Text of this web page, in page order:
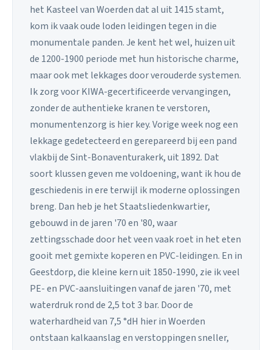
het Kasteel van Woerden dat al uit 1415 stamt,
kom ik vaak oude loden leidingen tegen in die
monumentale panden. Je kent het wel, huizen uit
de 1200-1900 periode met hun historische charme,
maar ook met lekkages door verouderde systemen.
Ik zorg voor KIWA-gecertificeerde vervangingen,
zonder de authentieke kranen te verstoren,
monumentenzorg is hier key. Vorige week nog een
lekkage gedetecteerd en gerepareerd bij een pand
vlakbij de Sint-Bonaventurakerk, uit 1892. Dat
soort klussen geven me voldoening, want ik hou de
geschiedenis in ere terwijl ik moderne oplossingen
breng. Dan heb je het Staatsliedenkwartier,
gebouwd in de jaren '70 en '80, waar
zettingsschade door het veen vaak roet in het eten
gooit met gemixte koperen en PVC-leidingen. En in
Geestdorp, die kleine kern uit 1850-1990, zie ik veel
PE- en PVC-aansluitingen vanaf de jaren '70, met
waterdruk rond de 2,5 tot 3 bar. Door de
waterhardheid van 7,5 °dH hier in Woerden
ontstaan kalkaanslag en verstoppingen sneller,